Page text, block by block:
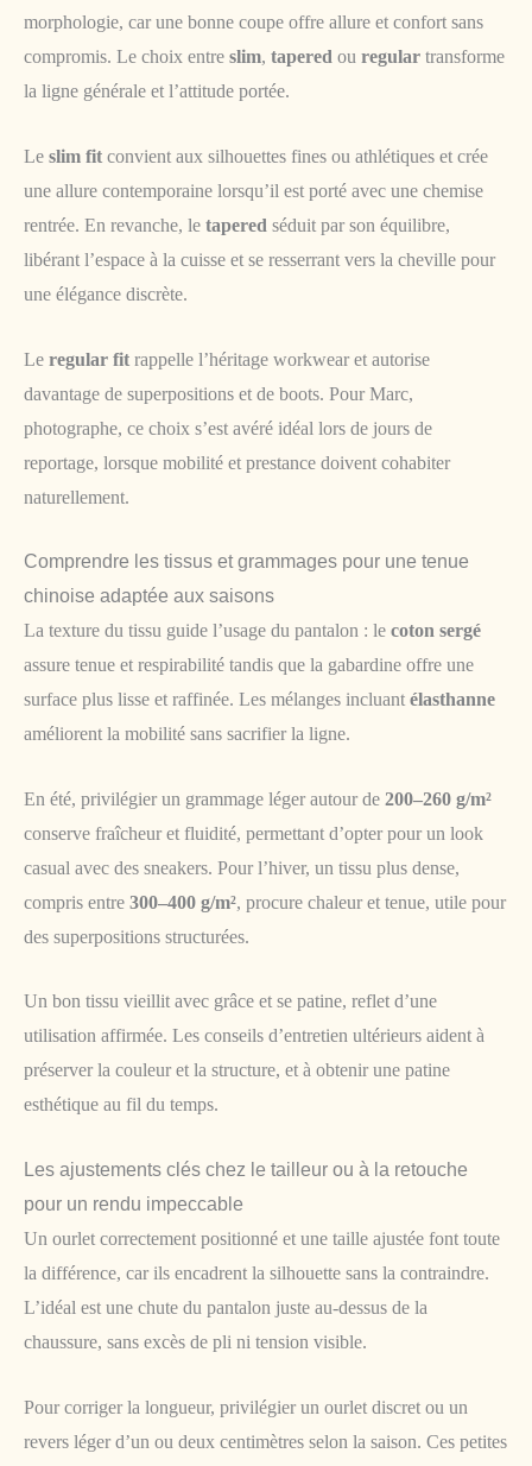
morphologie, car une bonne coupe offre allure et confort sans
compromis. Le choix entre slim, tapered ou regular transforme
la ligne générale et l’attitude portée.
Le slim fit convient aux silhouettes fines ou athlétiques et crée
une allure contemporaine lorsqu’il est porté avec une chemise
rentrée. En revanche, le tapered séduit par son équilibre,
libérant l’espace à la cuisse et se resserrant vers la cheville pour
une élégance discrète.
Le regular fit rappelle l’héritage workwear et autorise
davantage de superpositions et de boots. Pour Marc,
photographe, ce choix s’est avéré idéal lors de jours de
reportage, lorsque mobilité et prestance doivent cohabiter
naturellement.
Comprendre les tissus et grammages pour une tenue
chinoise adaptée aux saisons
La texture du tissu guide l’usage du pantalon : le coton sergé
assure tenue et respirabilité tandis que la gabardine offre une
surface plus lisse et raffinée. Les mélanges incluant élasthanne
améliorent la mobilité sans sacrifier la ligne.
En été, privilégier un grammage léger autour de 200–260 g/m²
conserve fraîcheur et fluidité, permettant d’opter pour un look
casual avec des sneakers. Pour l’hiver, un tissu plus dense,
compris entre 300–400 g/m², procure chaleur et tenue, utile pour
des superpositions structurées.
Un bon tissu vieillit avec grâce et se patine, reflet d’une
utilisation affirmée. Les conseils d’entretien ultérieurs aident à
préserver la couleur et la structure, et à obtenir une patine
esthétique au fil du temps.
Les ajustements clés chez le tailleur ou à la retouche
pour un rendu impeccable
Un ourlet correctement positionné et une taille ajustée font toute
la différence, car ils encadrent la silhouette sans la contraindre.
L’idéal est une chute du pantalon juste au-dessus de la
chaussure, sans excès de pli ni tension visible.
Pour corriger la longueur, privilégier un ourlet discret ou un
revers léger d’un ou deux centimètres selon la saison. Ces petites